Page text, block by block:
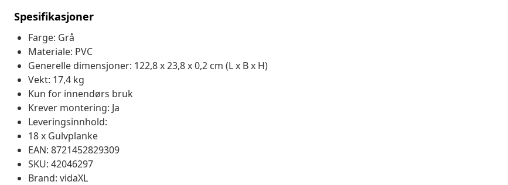
Spesifikasjoner
Farge: Grå
Materiale: PVC
Generelle dimensjoner: 122,8 x 23,8 x 0,2 cm (L x B x H)
Vekt: 17,4 kg
Kun for innendørs bruk
Krever montering: Ja
Leveringsinnhold:
18 x Gulvplanke
EAN: 8721452829309
SKU: 42046297
Brand: vidaXL